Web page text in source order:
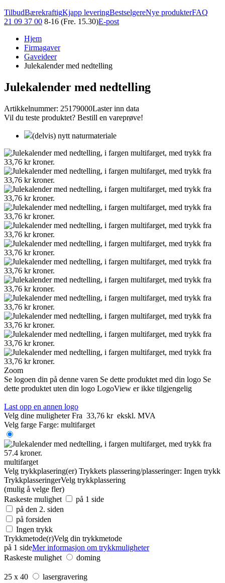
TilbudBærekraftigKjapp leveringBestselgereNye produkterFAQ
21 09 37 00 8-16 (Fre. 15.30)E-post
Hjem
Firmagaver
Gaveideer
Julekalender med nedtelling
Julekalender med nedtelling
Artikkelnummer: 25179000Laster inn data
Vil du teste produktet? Bestill en vareprøve!
(delvis) nytt naturmateriale
Zoom
Se logoen din på denne varen Se dette produktet med din logo Se
dette produktet uten din logo LogoView er ikke tilgjengelig
Last opp en annen logo
Velg dine muligheter Fra 33,76 kr ekskl. MVA
Velg farge Farge: multifarget
multifarget
Velg trykkplasering(er) Trykkets plassering/plasseringer: Ingen trykk
TrykkplasseringerVelg trykkplassering
(mulig å velge fler)
Raskeste mulighet
på 1 side
på den 2. siden
på forsiden
Ingen trykk
Trykkmetode(r)Velg din trykkmetode
på 1 sideMer informasjon om trykkmuligheter
Raskeste mulighet
doming
25 x 40 lasergravering